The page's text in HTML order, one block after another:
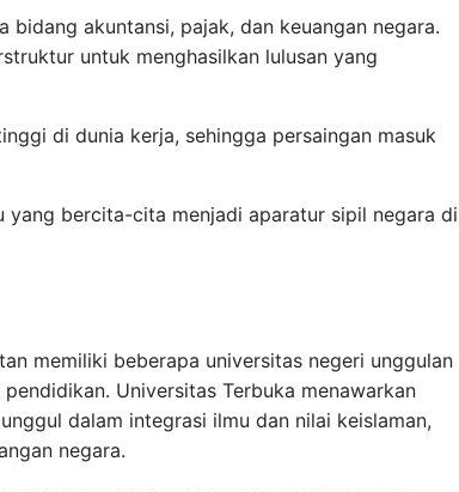
bidang akuntansi, pajak, dan keuangan negara.
untuk menghasilkan lulusan yang
di dunia kerja, sehingga persaingan masuk
bercita-cita menjadi aparatur sipil negara di
memiliki beberapa universitas negeri unggulan
Universitas Terbuka menawarkan
dalam integrasi ilmu dan nilai keislaman,
negara.